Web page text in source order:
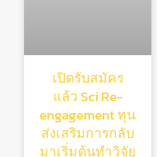
เปิดรับสมัคร
แล้ว Sci Re-
engagement ทุน
ส่งเสริมการกลับ
มาเริ่มต้นทําวิจัย